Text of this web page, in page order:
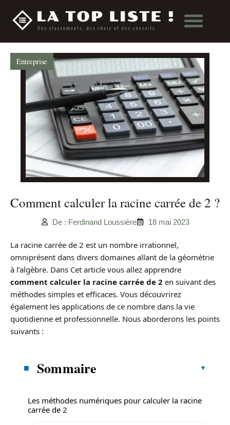
Entreprise
Comment calculer la racine carrée de 2 ?
De : Ferdinand Loussière 18 mai 2023
La racine carrée de 2 est un nombre irrationnel,
omniprésent dans divers domaines allant de la géométrie
à l’algèbre. Dans Cet article vous allez apprendre
comment calculer la racine carrée de 2 en suivant des
méthodes simples et efficaces. Vous découvrirez
également les applications de ce nombre dans la vie
quotidienne et professionnelle. Nous aborderons les points
suivants :
Sommaire
Les méthodes numériques pour calculer la racine
carrée de 2